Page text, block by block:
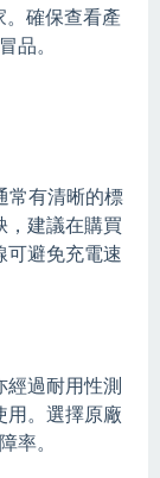
。確保查看產
品。
常有清晰的標
，建議在購買
可避免充電速
經過耐用性測
用。選擇原廠
率。